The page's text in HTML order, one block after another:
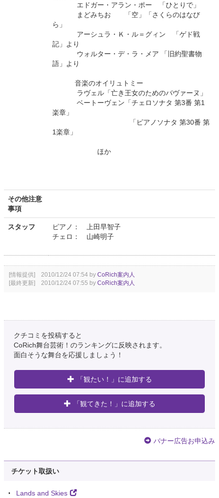
エドガー・アラン・ポー 「ひとりで」
まどみちお 「空」「さくらのはなび
ら」
アーシュラ・Ｋ・ル＝グィン 「ゲド戦
記」より
ウォルター・デ・ラ・メア 「旧約聖書物
語」より
音楽のオイリュトミー
ラヴェル「亡き王女のためのバヴァーヌ」
ベートーヴェン「チェロソナタ 第3番 第1
楽章」
「ピアノソナタ 第30番 第
1楽章」
ほか
その他注意
事項
スタッフ
ピアノ： 上田早智子
チェロ： 山崎明子
[情報提供] 2010/12/24 07:54 by CoRich案内人
[最終更新] 2010/12/24 07:55 by CoRich案内人
クチコミを投稿すると
CoRich舞台芸術！のランキングに反映されます。
面白そうな舞台を応援しましょう！
「観たい！」に追加する
「観てきた！」に追加する
バナー広告お申込み
チケット取扱い
Lands and Skies